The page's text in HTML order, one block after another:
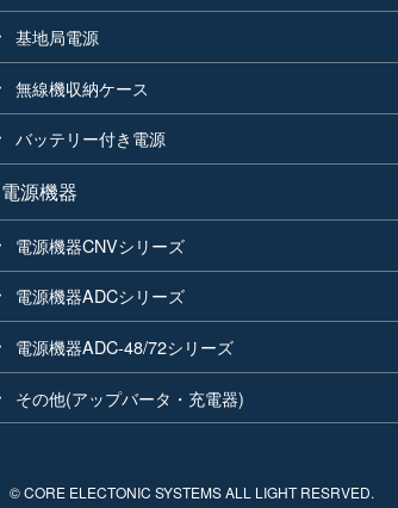
基地局電源
無線機収納ケース
バッテリー付き電源
電源機器
電源機器CNVシリーズ
電源機器ADCシリーズ
電源機器ADC-48/72シリーズ
その他(アップバータ・充電器)
©CORE ELECTONIC SYSTEMS ALL LIGHT RESRVED.